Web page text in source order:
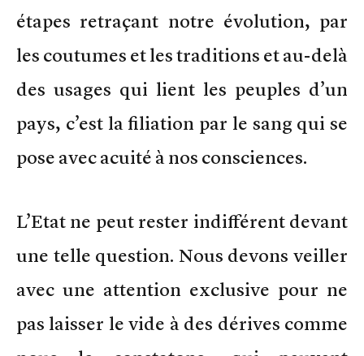
étapes retraçant notre évolution, par
les coutumes et les traditions et au-delà
des usages qui lient les peuples d’un
pays, c’est la filiation par le sang qui se
pose avec acuité à nos consciences.
L’Etat ne peut rester indifférent devant
une telle question. Nous devons veiller
avec une attention exclusive pour ne
pas laisser le vide à des dérives comme